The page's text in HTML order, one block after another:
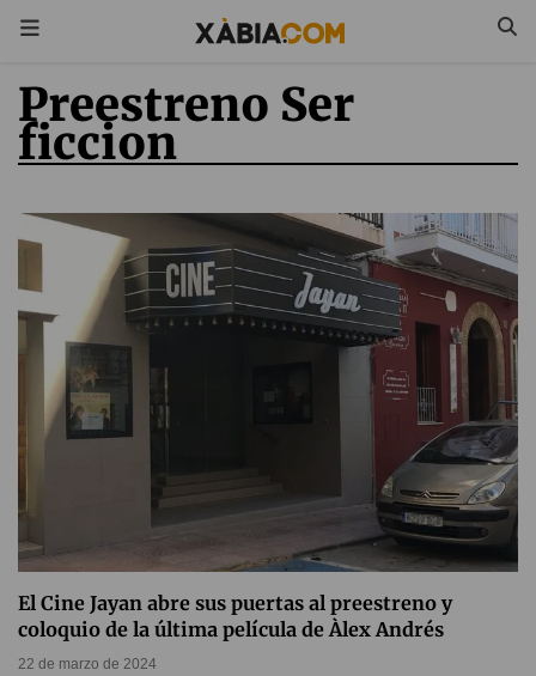
Preestreno Ser
ficcion
El Cine Jayan abre sus puertas al preestreno y
coloquio de la última película de Àlex Andrés
22 de marzo de 2024